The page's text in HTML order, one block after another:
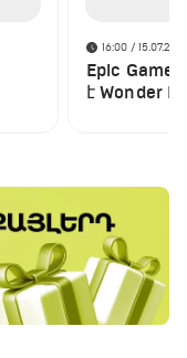
16:00 /
Epic
է Wonder